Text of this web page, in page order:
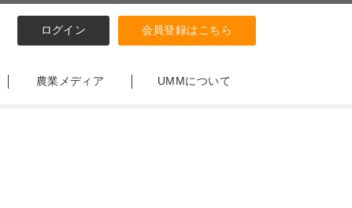
ログイン 会員登録はこちら
農業メディア UMMについて